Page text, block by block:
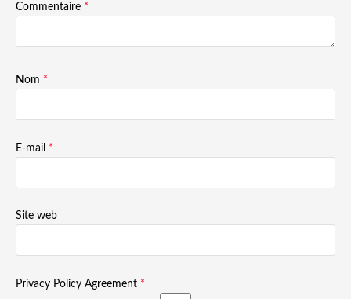
Commentaire *
Nom *
E-mail *
Site web
Privacy Policy Agreement *